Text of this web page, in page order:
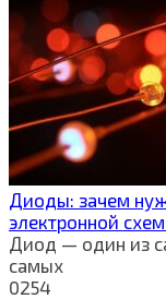
Диоды: зачем
электронной
Диод — один из
самых
0254